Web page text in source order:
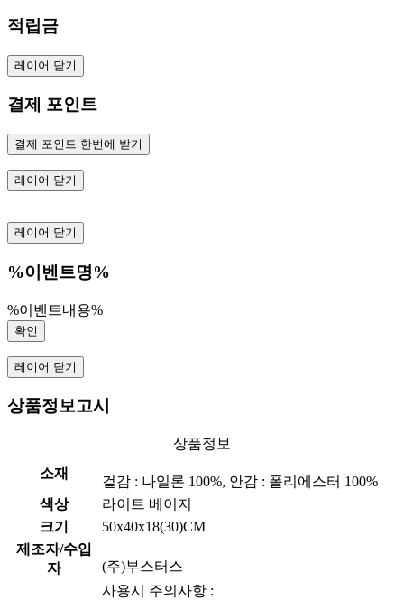
적립금
레이어 닫기
결제 포인트
결제 포인트 한번에 받기
레이어 닫기
레이어 닫기
%이벤트명%
%이벤트내용%
확인
레이어 닫기
상품정보고시
상품정보
소재
겉감 : 나일론 100%, 안감 : 폴리에스터 100%
색상
라이트 베이지
크기
50x40x18(30)CM
제조자/수입
자
(주)부스터스
사용시 주의사항 :